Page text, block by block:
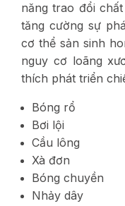
năng trao đổi
tăng cường sự
cơ thể sản sinh
nguy cơ loãng
thích phát triển
Bóng rổ
Bơi lội
Cầu lông
Xà đơn
Bóng chuyền
Nhảy dây